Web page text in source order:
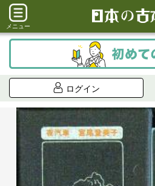
メニュー
ログイン